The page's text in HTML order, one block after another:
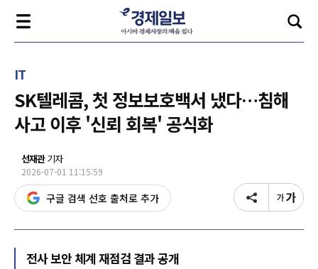
IT
SK텔레콤, 첫 정보보호백서 냈다…침해
사고 이후 '신뢰 회복' 공식화
선재관기자
2026-07-01 11:15:59
구글 검색 선호 출처로 추가
전사 보안 체계 재점검 결과 공개